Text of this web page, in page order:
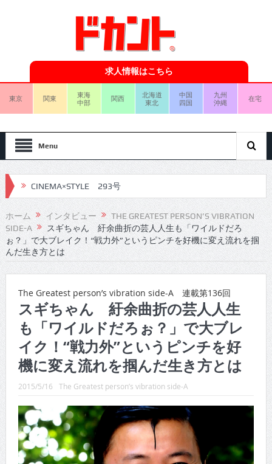
求人情報はこちら
東京 関東
東海
中部
関西
北海道
東北
中国
四国
九州
沖縄
在宅
Menu
CINEMA×STYLE 292号
CINEMA×STYLE 291号
CINEMA×STYLE 290号
CINEMA×STYLE 289号
CINEMA×STYLE 287号
CINEMA×STYLE 286号
CINEMA×STYLE 285号
CINEMA×STYLE 294号
CINEMA×STYLE 293号
ホーム インタビュー
THE GREATEST PERSON’S VIBRATION
SIDE-A
スギちゃん 紆余曲折の芸人人生も「ワイルドだろ
ぉ？」で大ブレイク！“戦力外”というピンチを好機に変え流れを掴
んだ生き方とは
The Greatest person’s vibration side-A 連載第136回
スギちゃん 紆余曲折の芸人人生
も「ワイルドだろぉ？」で大ブレ
イク！“戦力外”というピンチを好
機に変え流れを掴んだ生き方とは
2015/5/16 The Greatest person’s vibration side-A